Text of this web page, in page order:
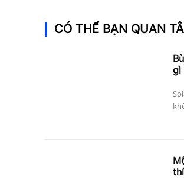
CÓ THỂ BẠN QUAN
gì